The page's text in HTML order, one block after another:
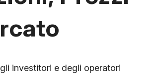
investitori e degli operatori